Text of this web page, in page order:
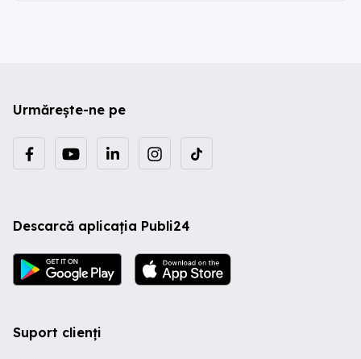
Urmărește-ne pe
Descarcă aplicația Publi24
Suport clienți